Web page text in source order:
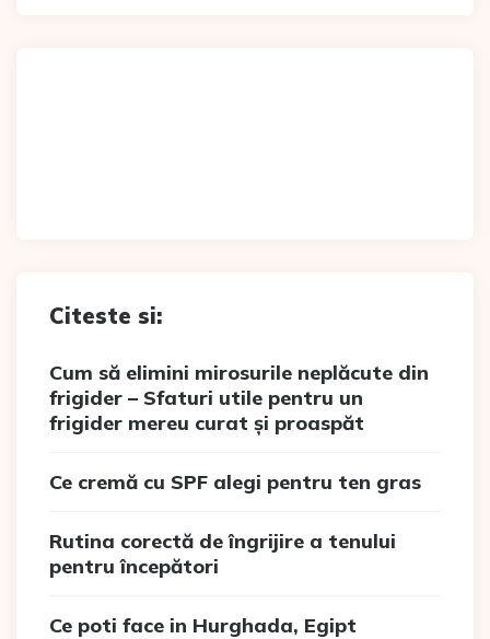
Citeste si:
Cum să elimini mirosurile neplăcute din
frigider – Sfaturi utile pentru un
frigider mereu curat și proaspăt
Ce cremă cu SPF alegi pentru ten gras
Rutina corectă de îngrijire a tenului
pentru începători
Ce poti face in Hurghada, Egipt